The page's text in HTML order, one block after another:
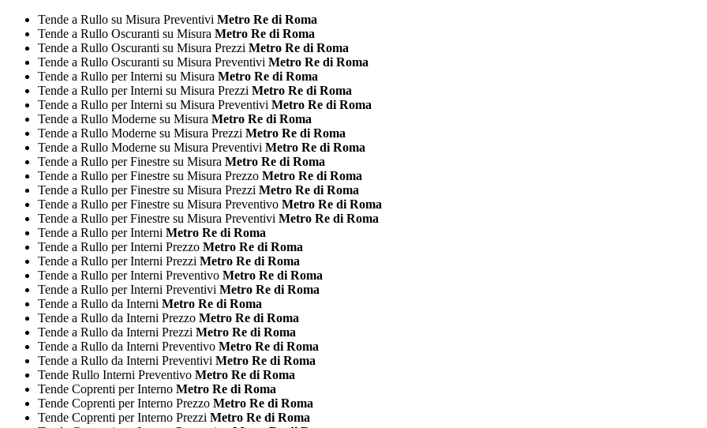
Tende a Rullo su Misura Preventivi Metro Re di Roma
Tende a Rullo Oscuranti su Misura Metro Re di Roma
Tende a Rullo Oscuranti su Misura Prezzi Metro Re di Roma
Tende a Rullo Oscuranti su Misura Preventivi Metro Re di Roma
Tende a Rullo per Interni su Misura Metro Re di Roma
Tende a Rullo per Interni su Misura Prezzi Metro Re di Roma
Tende a Rullo per Interni su Misura Preventivi Metro Re di Roma
Tende a Rullo Moderne su Misura Metro Re di Roma
Tende a Rullo Moderne su Misura Prezzi Metro Re di Roma
Tende a Rullo Moderne su Misura Preventivi Metro Re di Roma
Tende a Rullo per Finestre su Misura Metro Re di Roma
Tende a Rullo per Finestre su Misura Prezzo Metro Re di Roma
Tende a Rullo per Finestre su Misura Prezzi Metro Re di Roma
Tende a Rullo per Finestre su Misura Preventivo Metro Re di Roma
Tende a Rullo per Finestre su Misura Preventivi Metro Re di Roma
Tende a Rullo per Interni Metro Re di Roma
Tende a Rullo per Interni Prezzo Metro Re di Roma
Tende a Rullo per Interni Prezzi Metro Re di Roma
Tende a Rullo per Interni Preventivo Metro Re di Roma
Tende a Rullo per Interni Preventivi Metro Re di Roma
Tende a Rullo da Interni Metro Re di Roma
Tende a Rullo da Interni Prezzo Metro Re di Roma
Tende a Rullo da Interni Prezzi Metro Re di Roma
Tende a Rullo da Interni Preventivo Metro Re di Roma
Tende a Rullo da Interni Preventivi Metro Re di Roma
Tende Rullo Interni Preventivo Metro Re di Roma
Tende Coprenti per Interno Metro Re di Roma
Tende Coprenti per Interno Prezzo Metro Re di Roma
Tende Coprenti per Interno Prezzi Metro Re di Roma